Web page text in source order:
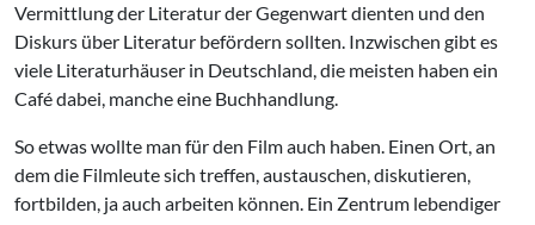
Vermittlung der Literatur der Gegenwart dienten und den
Diskurs über Literatur befördern sollten. Inzwischen gibt es
viele Literaturhäuser in Deutschland, die meisten haben ein
Café dabei, manche eine Buchhandlung.
So etwas wollte man für den Film auch haben. Einen Ort, an
dem die Filmleute sich treffen, austauschen, diskutieren,
fortbilden, ja auch arbeiten können. Ein Zentrum lebendiger